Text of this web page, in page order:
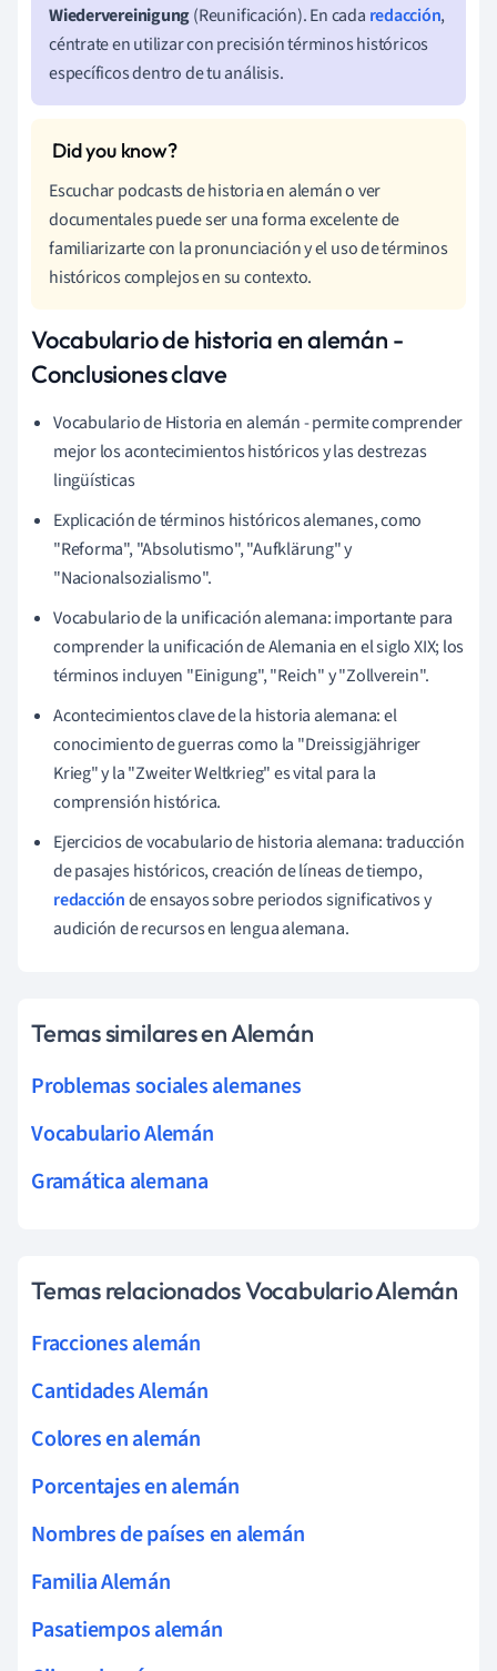
Wiedervereinigung(Reunificación). En cada redacción,
céntrate en utilizar con precisión términos históricos
específicos dentro de tu análisis.
Escuchar podcasts de historia en alemán o ver
documentales puede ser una forma excelente de
familiarizarte con la pronunciación y el uso de términos
históricos complejos en su contexto.
Vocabulario de historia en alemán -
Conclusiones clave
Vocabulario de Historia en alemán - permite comprender
mejor los acontecimientos históricos y las destrezas
lingüísticas
Explicación de términos históricos alemanes, como
"Reforma", "Absolutismo", "Aufklärung" y
"Nacionalsozialismo".
Vocabulario de la unificación alemana: importante para
comprender la unificación de Alemania en el siglo XIX; los
términos incluyen "Einigung", "Reich" y "Zollverein".
Acontecimientos clave de la historia alemana: el
conocimiento de guerras como la "Dreissigjähriger
Krieg" y la "Zweiter Weltkrieg" es vital para la
comprensión histórica.
Ejercicios de vocabulario de historia alemana: traducción
de pasajes históricos, creación de líneas de tiempo,
redacciónde ensayos sobre periodos significativos y
audición de recursos en lengua alemana.
Temas similares en Alemán
Problemas sociales alemanes
Vocabulario Alemán
Gramática alemana
Temas relacionados Vocabulario Alemán
Fracciones alemán
Cantidades Alemán
Colores en alemán
Porcentajes en alemán
Nombres de países en alemán
Familia Alemán
Pasatiempos alemán